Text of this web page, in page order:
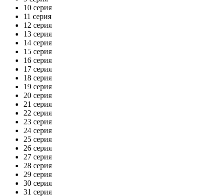
10 серия
11 серия
12 серия
13 серия
14 серия
15 серия
16 серия
17 серия
18 серия
19 серия
20 серия
21 серия
22 серия
23 серия
24 серия
25 серия
26 серия
27 серия
28 серия
29 серия
30 серия
31 серия